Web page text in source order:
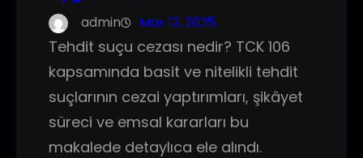
admin Mar 12, 2025
Tehdit suçu cezası nedir? TCK 106
kapsamında basit ve nitelikli tehdit
suçlarının cezai yaptırımları, şikâyet
süreci ve emsal kararları bu
makalede detaylıca ele alındı.